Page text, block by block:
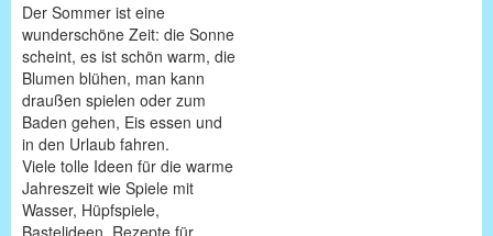
Der Sommer ist eine
wunderschöne Zeit: die Sonne
scheint, es ist schön warm, die
Blumen blühen, man kann
draußen spielen oder zum
Baden gehen, Eis essen und
in den Urlaub fahren.
Viele tolle Ideen für die warme
Jahreszeit wie Spiele mit
Wasser, Hüpfspiele,
Bastelideen, Rezepte für